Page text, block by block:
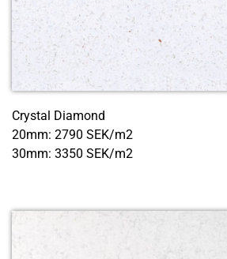
Crystal Diamond
20mm: 2790 SEK/m2
30mm: 3350 SEK/m2